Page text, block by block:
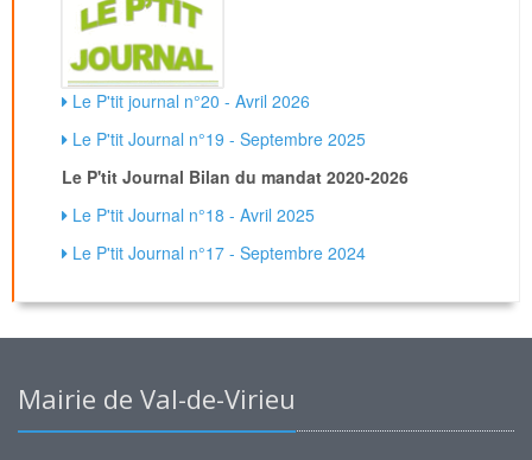
Le P'tit journal n°20 - Avril 2026
Le P'tit Journal n°19 - Septembre 2025
Le P'tit Journal Bilan du mandat 2020-2026
Le P'tit Journal n°18 - Avril 2025
Le P'tit Journal n°17 - Septembre 2024
Mairie de Val-de-Virieu